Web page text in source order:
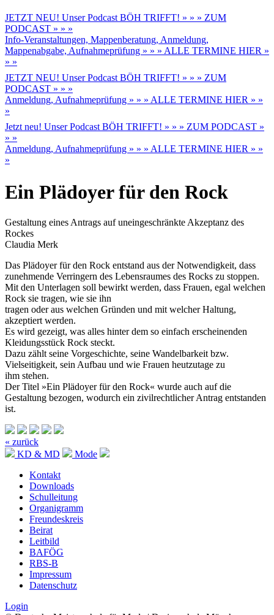
JETZT NEU! Unser Podcast BÖH TRIFFT! » » » ZUM
PODCAST » » »
Info-Veranstaltungen, Mappenberatung, Anmeldung,
Mappenabgabe, Aufnahmeprüfung » » » ALLE TERMINE HIER »
» »
JETZT NEU! Unser Podcast BÖH TRIFFT! » » » ZUM
PODCAST » » »
Anmeldung, Aufnahmeprüfung » » » ALLE TERMINE HIER » »
»
Jetzt neu! Unser Podcast BÖH TRIFFT! » » » ZUM PODCAST »
» »
Anmeldung, Aufnahmeprüfung » » » ALLE TERMINE HIER » »
»
Ein Plädoyer für den Rock
Gestaltung eines Antrags auf uneingeschränkte Akzeptanz des
Rockes
Claudia Merk
Das Plädoyer für den Rock entstand aus der Notwendigkeit, dass
zunehmende Verringern des Lebensraumes des Rocks zu stoppen.
Mit den Unterlagen soll bewirkt werden, dass Frauen, egal welchen
Rock sie tragen, wie sie ihn
tragen oder aus welchen Gründen und mit welcher Haltung,
akzeptiert werden.
Es wird gezeigt, was alles hinter dem so einfach erscheinenden
Kleidungsstück Rock steckt.
Dazu zählt seine Vorgeschichte, seine Wandelbarkeit bzw.
Vielseitigkeit, sein Aufbau und wie Frauen heutzutage zu
ihm stehen.
Der Titel »Ein Plädoyer für den Rock« wurde auch auf die
Gestaltung bezogen, wodurch ein zivilrechtlicher Antrag entstanden
ist.
« zurück
KD & MD
Mode
Kontakt
Downloads
Schulleitung
Organigramm
Freundeskreis
Beirat
Leitbild
BAFÖG
RBS-B
Impressum
Datenschutz
Login